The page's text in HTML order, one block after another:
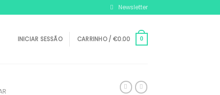
Newsletter
INICIAR SESSÃO CARRINHO / €0.00 0